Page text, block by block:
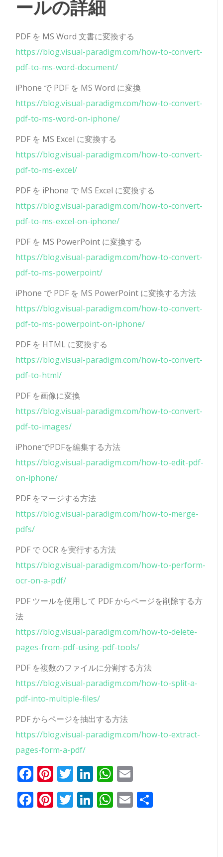
ールの詳細
PDF を MS Word 文書に変換する
https://blog.visual-paradigm.com/how-to-convert-
pdf-to-ms-word-document/
iPhone で PDF を MS Word に変換
https://blog.visual-paradigm.com/how-to-convert-
pdf-to-ms-word-on-iphone/
PDF を MS Excel に変換する
https://blog.visual-paradigm.com/how-to-convert-
pdf-to-ms-excel/
PDF を iPhone で MS Excel に変換する
https://blog.visual-paradigm.com/how-to-convert-
pdf-to-ms-excel-on-iphone/
PDF を MS PowerPoint に変換する
https://blog.visual-paradigm.com/how-to-convert-
pdf-to-ms-powerpoint/
iPhone で PDF を MS PowerPoint に変換する方法
https://blog.visual-paradigm.com/how-to-convert-
pdf-to-ms-powerpoint-on-iphone/
PDF を HTML に変換する
https://blog.visual-paradigm.com/how-to-convert-
pdf-to-html/
PDF を画像に変換
https://blog.visual-paradigm.com/how-to-convert-
pdf-to-images/
iPhoneでPDFを編集する方法
https://blog.visual-paradigm.com/how-to-edit-pdf-
on-iphone/
PDF をマージする方法
https://blog.visual-paradigm.com/how-to-merge-
pdfs/
PDF で OCR を実行する方法
https://blog.visual-paradigm.com/how-to-perform-
ocr-on-a-pdf/
PDF ツールを使用して PDF からページを削除する方
法
https://blog.visual-paradigm.com/how-to-delete-
pages-from-pdf-using-pdf-tools/
PDF を複数のファイルに分割する方法
https://blog.visual-paradigm.com/how-to-split-a-
pdf-into-multiple-files/
PDF からページを抽出する方法
https://blog.visual-paradigm.com/how-to-extract-
pages-form-a-pdf/
フ
ェ
イ
ピ
ン
タ
ツ
イ
ッ
リ
ン
ク
ワ
ッ
ツ
メ
ー
ェ
ア
Facebook
Pinterest
Twitter
LinkedIn
WhatsApp
Email